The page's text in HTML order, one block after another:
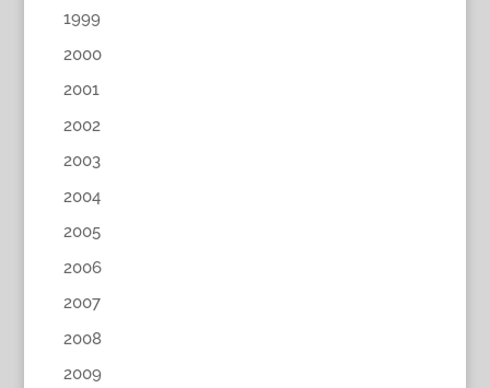
1999
2000
2001
2002
2003
2004
2005
2006
2007
2008
2009